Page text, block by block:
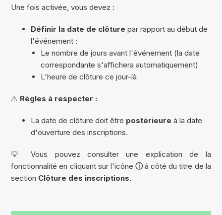
Une fois activée, vous devez :
Définir la date de clôture par rapport au début de
l'événement :
Le nombre de jours avant l'événement (la date
correspondante s'affichera automatiquement)
L'heure de clôture ce jour-là
⚠️ Règles à respecter :
La date de clôture doit être postérieure à la date
d'ouverture des inscriptions.
💡 Vous pouvez consulter une explication de la
fonctionnalité en cliquant sur l'icône ⓘà côté du titre de la
section Clôture des inscriptions.